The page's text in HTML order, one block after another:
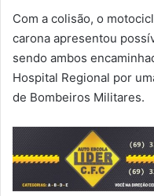
Com a colisão, o
carona apresentou
sendo ambos
Hospital Regional por
de Bombeiros Militares.